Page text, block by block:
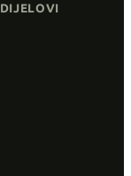
DIJELOVI